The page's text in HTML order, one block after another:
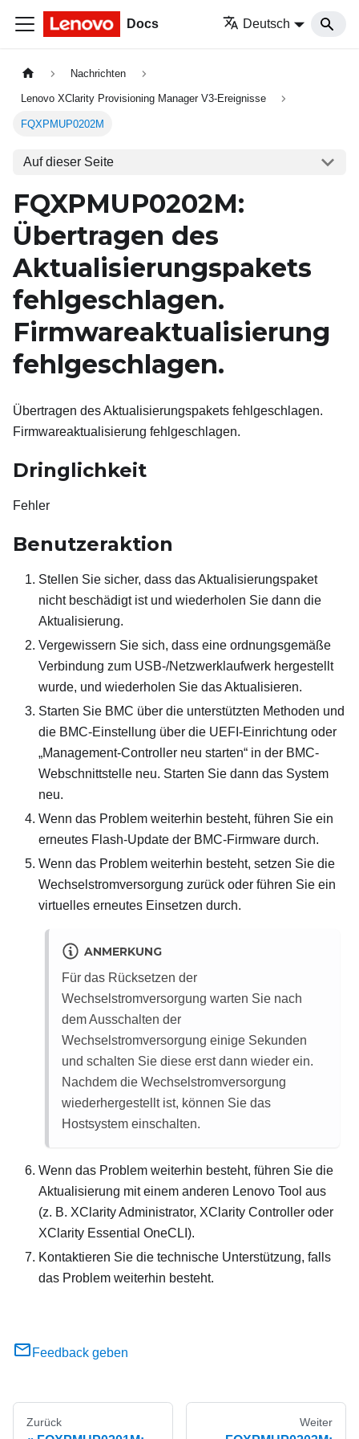
Docs Deutsch
Nachrichten
Lenovo XClarity Provisioning Manager V3-Ereignisse
FQXPMUP0202M
Auf dieser Seite
FQXPMUP0202M:
Übertragen des
Aktualisierungspakets
fehlgeschlagen.
Firmwareaktualisierung
fehlgeschlagen.
Übertragen des Aktualisierungspakets fehlgeschlagen.
Firmwareaktualisierung fehlgeschlagen.
Dringlichkeit
Fehler
Benutzeraktion
Stellen Sie sicher, dass das Aktualisierungspaket
nicht beschädigt ist und wiederholen Sie dann die
Aktualisierung.
Vergewissern Sie sich, dass eine ordnungsgemäße
Verbindung zum USB-/Netzwerklaufwerk hergestellt
wurde, und wiederholen Sie das Aktualisieren.
Starten Sie BMC über die unterstützten Methoden und
die BMC-Einstellung über die UEFI-Einrichtung oder
„Management-Controller neu starten“ in der BMC-
Webschnittstelle neu. Starten Sie dann das System
neu.
Wenn das Problem weiterhin besteht, führen Sie ein
erneutes Flash-Update der BMC-Firmware durch.
Wenn das Problem weiterhin besteht, setzen Sie die
Wechselstromversorgung zurück oder führen Sie ein
virtuelles erneutes Einsetzen durch.
ANMERKUNG
Für das Rücksetzen der
Wechselstromversorgung warten Sie nach
dem Ausschalten der
Wechselstromversorgung einige Sekunden
und schalten Sie diese erst dann wieder ein.
Nachdem die Wechselstromversorgung
wiederhergestellt ist, können Sie das
Hostsystem einschalten.
Wenn das Problem weiterhin besteht, führen Sie die
Aktualisierung mit einem anderen Lenovo Tool aus
(z. B. XClarity Administrator, XClarity Controller oder
XClarity Essential OneCLI).
Kontaktieren Sie die technische Unterstützung, falls
das Problem weiterhin besteht.
Feedback geben
Zurück Weiter